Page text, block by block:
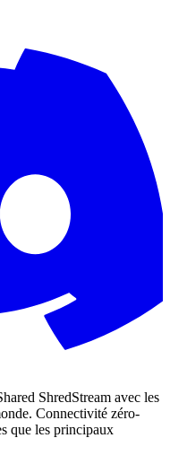
ShredStream avec les
Connectivité zéro-
que les principaux